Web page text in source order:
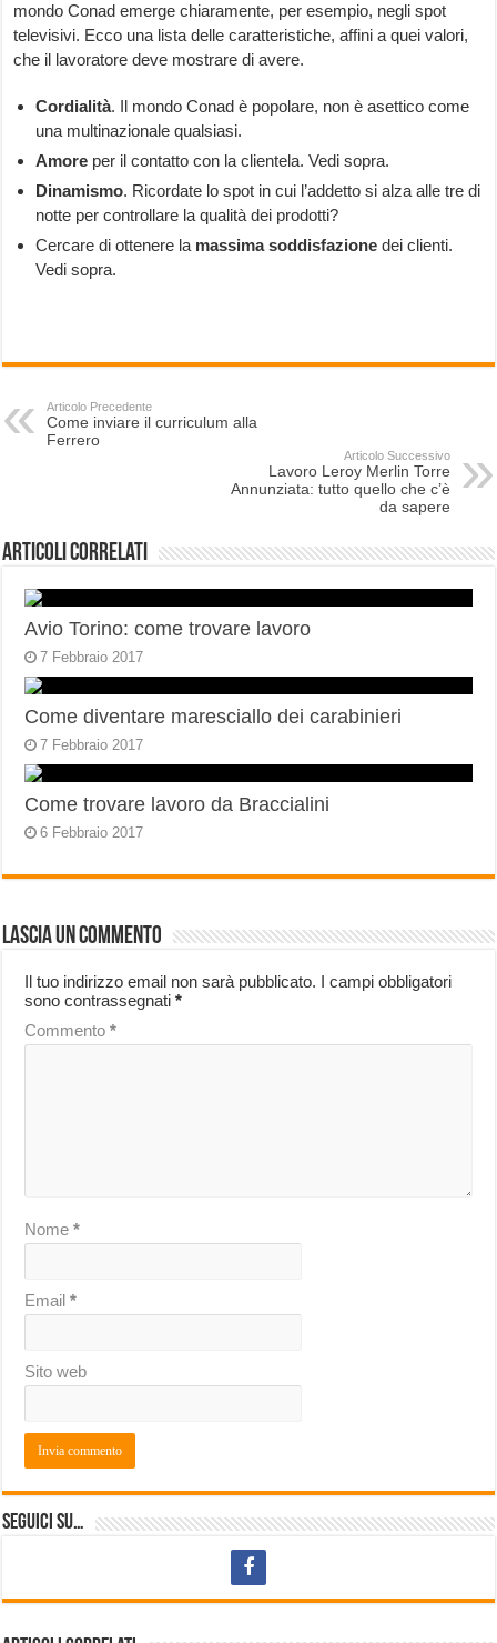
mondo Conad emerge chiaramente, per esempio, negli spot
televisivi. Ecco una lista delle caratteristiche, affini a quei valori,
che il lavoratore deve mostrare di avere.
Cordialità. Il mondo Conad è popolare, non è asettico come
una multinazionale qualsiasi.
Amore per il contatto con la clientela. Vedi sopra.
Dinamismo. Ricordate lo spot in cui l’addetto si alza alle tre di
notte per controllare la qualità dei prodotti?
Cercare di ottenere la massima soddisfazione dei clienti.
Vedi sopra.
Articolo Precedente
Come inviare il curriculum alla
Ferrero
Articolo Successivo
Lavoro Leroy Merlin Torre
Annunziata: tutto quello che c’è
da sapere
Articoli correlati
Avio Torino: come trovare lavoro
7 Febbraio 2017
Come diventare maresciallo dei carabinieri
7 Febbraio 2017
Come trovare lavoro da Braccialini
6 Febbraio 2017
Lascia un commento
Il tuo indirizzo email non sarà pubblicato. I campi obbligatori
sono contrassegnati*
Commento*
Nome*
Email*
Sito web
Seguici su…